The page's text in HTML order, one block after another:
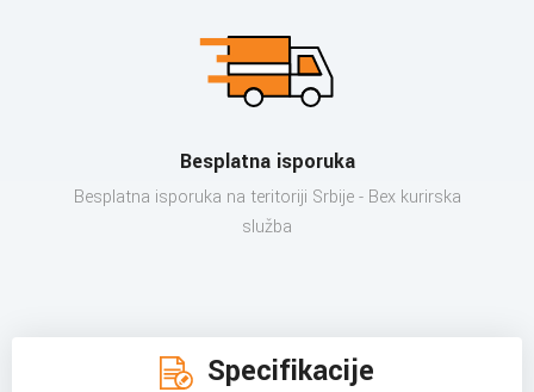
Besplatna isporuka
Besplatna isporuka na teritoriji Srbije - Bex kurirska
služba
Specifikacije